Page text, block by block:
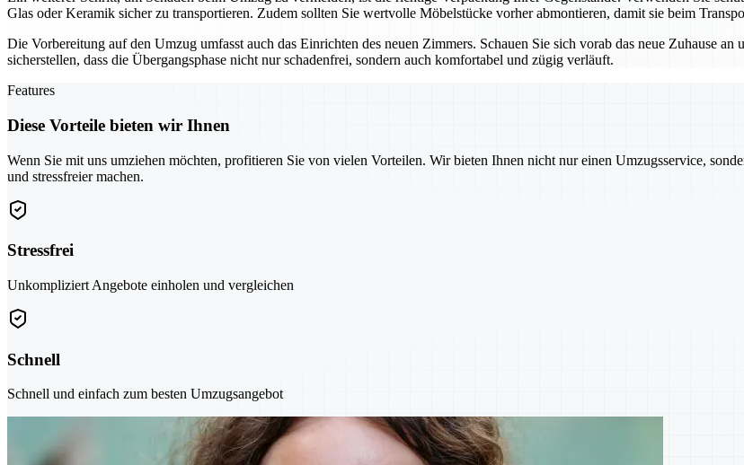
Glas oder Keramik sicher zu transportieren. Zudem sollten Sie wertvolle Möbelstücke vorher abmontieren, damit sie beim
Die Vorbereitung auf den Umzug umfasst auch das Einrichten des neuen Zimmers. Schauen Sie sich vorab das neue Zuhause
sicherstellen, dass die Übergangsphase nicht nur schadenfrei, sondern auch komfortabel und zügig verläuft.
Features
Diese Vorteile bieten wir Ihnen
Wenn Sie mit uns umziehen möchten, profitieren Sie von vielen Vorteilen. Wir bieten Ihnen nicht nur einen Umzugsservice,
und stressfreier machen.
Stressfrei
Unkompliziert Angebote einholen und vergleichen
Schnell
Schnell und einfach zum besten Umzugsangebot